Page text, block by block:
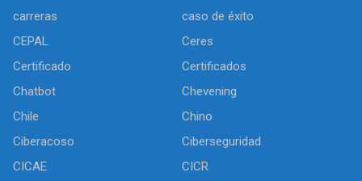
carreras
caso de éxito
CEPAL
Ceres
Certificado
Certificados
Chatbot
Chevening
Chile
Chino
Ciberacoso
Ciberseguridad
CICAE
CICR